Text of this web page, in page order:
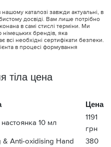
каталозі завжди актуальні, в
досвіді. Вам лише потрібно
в самі стислі терміни. Ми
німецьких брендів, яка
всі необхідні сертифікати безпеки.
в процесі формування
тіла цена
Цена
10 мл
1191
грн
& Anti-oxidising Hand
380